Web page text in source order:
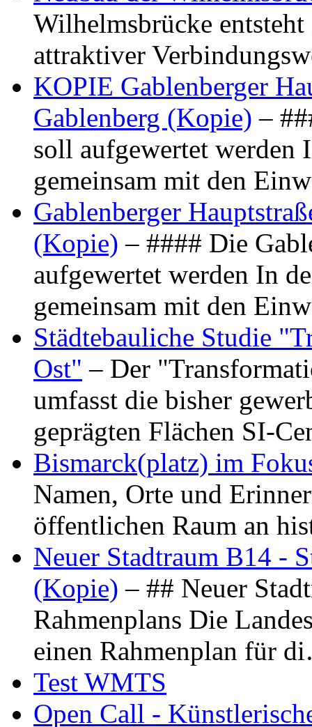
Wilhelmsbrücke
attraktiver
KOPIE Gablenberger
Gablenberg (Kopie) –
soll aufgewertet werden
gemeinsam mit den
Gablenberger
(Kopie) – #### Die
aufgewertet werden In
gemeinsam mit den
Städtebauliche Studie
Ost" – Der
umfasst die bisher
geprägten Flächen SI-
Bismarck(platz) im
Namen, Orte und
öffentlichen Raum an
Neuer Stadtraum B14 -
(Kopie) – ## Neuer
Rahmenplans Die
einen Rahmenplan für
Test WMTS
Open Call -